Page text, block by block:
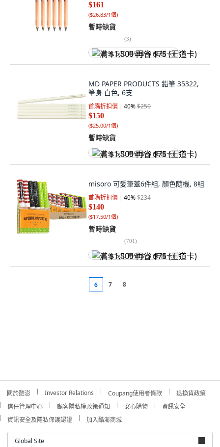
$161
($26.83/1個)
暫時缺貨
(3)
满 $1,500 再省 $75 (王道卡)
MD PAPER PRODUCTS 鉛筆 35322,
筆身 白色, 6支
首購折扣價 40%$250
$150
($25.00/1個)
暫時缺貨
满 $1,500 再省 $75 (王道卡)
misoro 可愛筆蓋6件組, 顏色隨機, 8組
首購折扣價 40%$234
$140
($17.50/1個)
暫時缺貨
(701)
满 $1,500 再省 $75 (王道卡)
6 7 8
關於酷澎 Investor Relations Coupang使用者條款
退換貨政策
信任管理中心
顧客隱私權政策通知 安心購物
資訊安全
資訊安全及隱私保護認證
加入酷澎商城
Global Site